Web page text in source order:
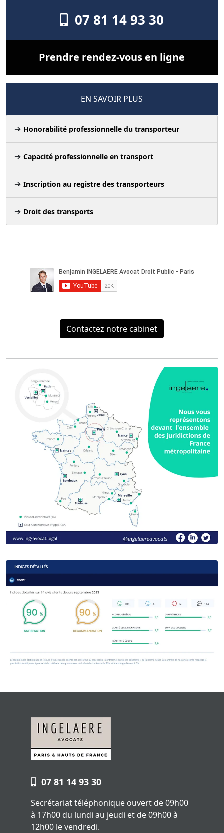
07 81 14 93 30
Prendre rendez-vous en ligne
EN SAVOIR PLUS
Honorabilité professionnelle du transporteur
Capacité professionnelle en transport
Inscription au registre des transporteurs
Droit des transports
Contactez notre cabinet
07 81 14 93 30
Secrétariat téléphonique ouvert de 09h00
à 17h00 du lundi au jeudi et de 09h00 à
12h00 le vendredi.